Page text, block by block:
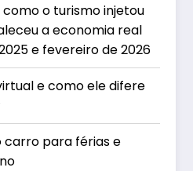
como o turismo injetou
a economia real
e fevereiro de 2026
e como ele difere
para férias e